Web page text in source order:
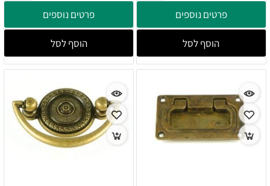
פרטים נוספים
הוסף לסל
פרטים נוספים
הוסף לסל